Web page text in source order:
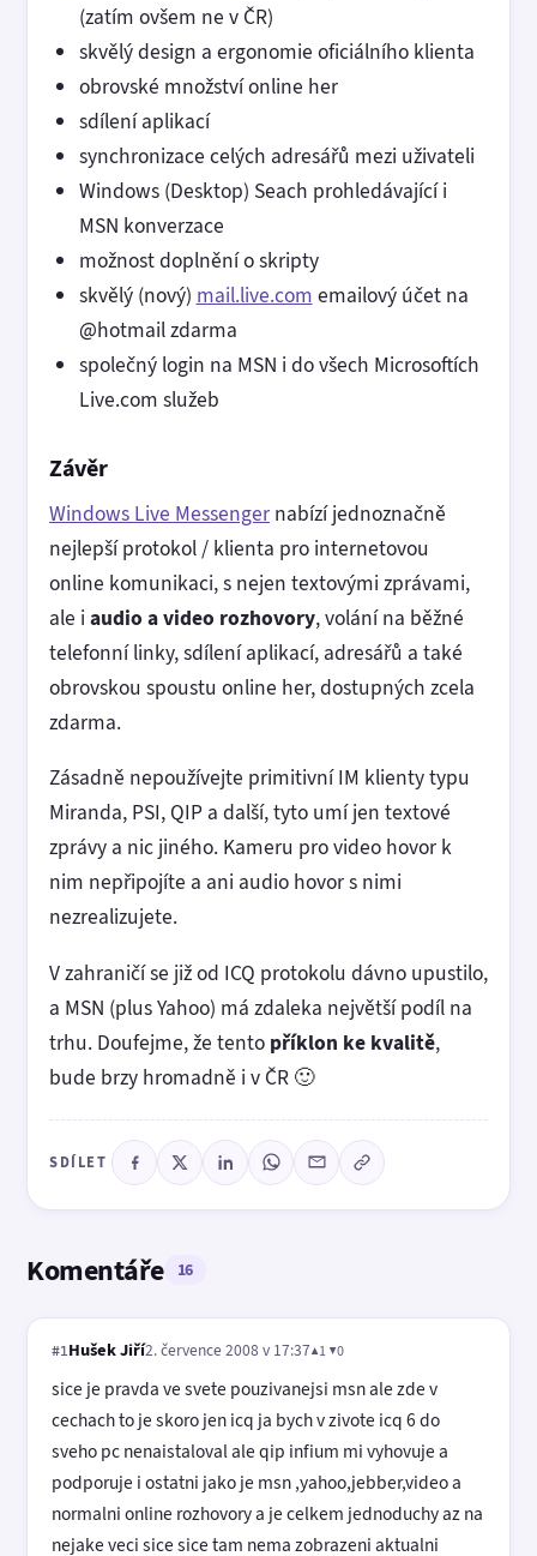
(zatím ovšem ne v ČR)
skvělý design a ergonomie oficiálního klienta
obrovské množství online her
sdílení aplikací
synchronizace celých adresářů mezi uživateli
Windows (Desktop) Seach prohledávající i
MSN konverzace
možnost doplnění o skripty
skvělý (nový) mail.live.com emailový účet na
@hotmail zdarma
společný login na MSN i do všech Microsoftích
Live.com služeb
Závěr
Windows Live Messenger nabízí jednoznačně
nejlepší protokol / klienta pro internetovou
online komunikaci, s nejen textovými zprávami,
ale i audio a video rozhovory, volání na běžné
telefonní linky, sdílení aplikací, adresářů a také
obrovskou spoustu online her, dostupných zcela
zdarma.
Zásadně nepoužívejte primitivní IM klienty typu
Miranda, PSI, QIP a další, tyto umí jen textové
zprávy a nic jiného. Kameru pro video hovor k
nim nepřipojíte a ani audio hovor s nimi
nezrealizujete.
V zahraničí se již od ICQ protokolu dávno upustilo,
a MSN (plus Yahoo) má zdaleka největší podíl na
trhu. Doufejme, že tento příklon ke kvalitě,
bude brzy hromadně i v ČR 🙂
SDÍLET
Komentáře 16
#1Hušek Jiří2. července 2008 v 17:37▲1 ▼0
sice je pravda ve svete pouzivanejsi msn ale zde v
cechach to je skoro jen icq ja bych v zivote icq 6 do
sveho pc nenaistaloval ale qip infium mi vyhovuje a
podporuje i ostatni jako je msn ,yahoo,jebber,video a
normalni online rozhovory a je celkem jednoduchy az na
nejake veci sice sice tam nema zobrazeni aktualni